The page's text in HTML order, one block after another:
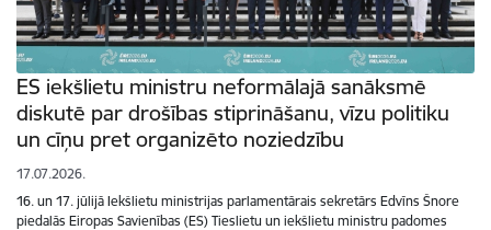
ES iekšlietu ministru neformālajā sanāksmē
diskutē par drošības stiprināšanu, vīzu politiku
un cīņu pret organizēto noziedzību
17.07.2026.
16. un 17. jūlijā Iekšlietu ministrijas parlamentārais sekretārs Edvīns Šnore
piedalās Eiropas Savienības (ES) Tieslietu un iekšlietu ministru padomes